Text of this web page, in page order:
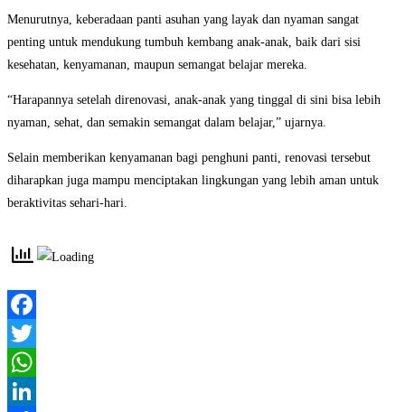
Menurutnya, keberadaan panti asuhan yang layak dan nyaman sangat
penting untuk mendukung tumbuh kembang anak-anak, baik dari sisi
kesehatan, kenyamanan, maupun semangat belajar mereka.
“Harapannya setelah direnovasi, anak-anak yang tinggal di sini bisa lebih
nyaman, sehat, dan semakin semangat dalam belajar,” ujarnya.
Selain memberikan kenyamanan bagi penghuni panti, renovasi tersebut
diharapkan juga mampu menciptakan lingkungan yang lebih aman untuk
beraktivitas sehari-hari.
Facebook
Twitter
WhatsApp